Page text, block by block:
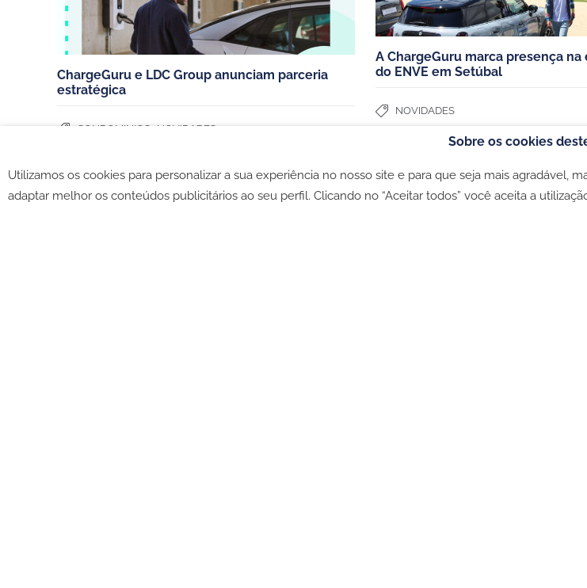
ChargeGuru e LDC Group anunciam parceria
estratégica
CONDOMINIOS NOVIDADES
A ChargeGuru marca presença na
do ENVE em Setúbal
NOVIDADES
Português (Portugal)
Parceiros de:
- Política de privacidade Livro
Sobre os cookies
Utilizamos os cookies para personalizar a sua experiência no nosso site e para que seja mais agradável,
adaptar melhor os conteúdos publicitários ao seu perfil. Clicando no “Aceitar todos” você aceita a